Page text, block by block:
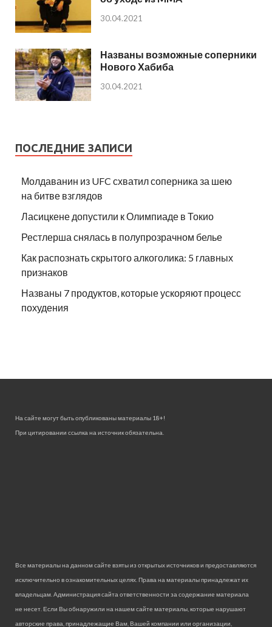
30.04.2021
Названы возможные соперники
Нового Хабиба
30.04.2021
ПОСЛЕДНИЕ ЗАПИСИ
Молдаванин из UFC схватил соперника за шею
на битве взглядов
Ласицкене допустили к Олимпиаде в Токио
Рестлерша снялась в полупрозрачном белье
Как распознать скрытого алкоголика: 5 главных
признаков
Названы 7 продуктов, которые ускоряют процесс
похудения
На сайте могут быть опубликованы материалы 18+!
При цитировании ссылка на источник обязательна.
Все материалы на данном сайте взяты из открытых источников и предоставляются
исключительно в ознакомительных целях. Права на материалы принадлежат их
владельцам. Администрация сайта ответственности за содержание материала
не несет. Если Вы обнаружили на нашем сайте материалы, которые нарушают
авторские права, принадлежащие Вам, Вашей компании или организации,